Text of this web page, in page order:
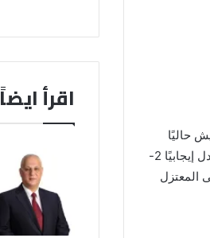
حاليًا
أبهى عصوره؛ فقد تأهل للمرحلة النهائية لكأس العالم بالبرازيل2014 ولكن خسر في زغرب 5-0 بينما تعادل إيجابيًا 2-
المعتزل
اقرأ ايضاً